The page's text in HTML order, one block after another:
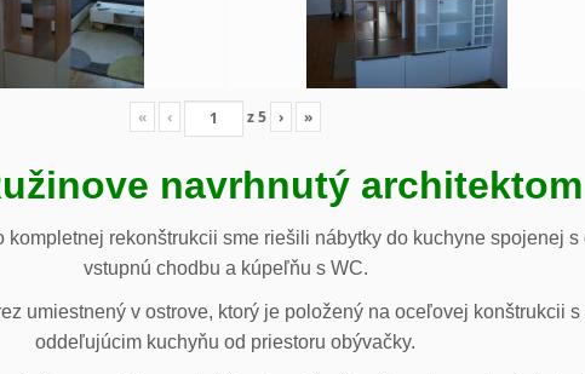
« ‹ z5 › »
navrhnutý architektom
rekonštrukcii sme riešili nábytky do kuchyne spojenej s
vstupnú chodbu a kúpeľňu s WC.
umiestnený v ostrove, ktorý je položený na oceľovej konštrukcii s
oddeľujúcim kuchyňu od priestoru obývačky.